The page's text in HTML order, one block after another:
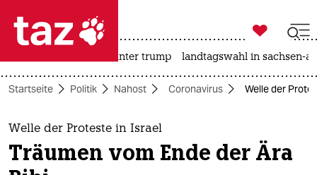
 taz zahl ich
taz zahl ich
themen
politik

taz zahl ich
usa unter trump landtagswahl in sachsen-
Startseite Politik Nahost Coronavirus Welle der
Welle der Proteste in Israel
Träumen vom Ende der Ära